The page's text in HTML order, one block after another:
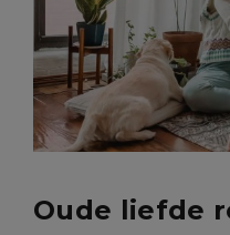
Oude liefde